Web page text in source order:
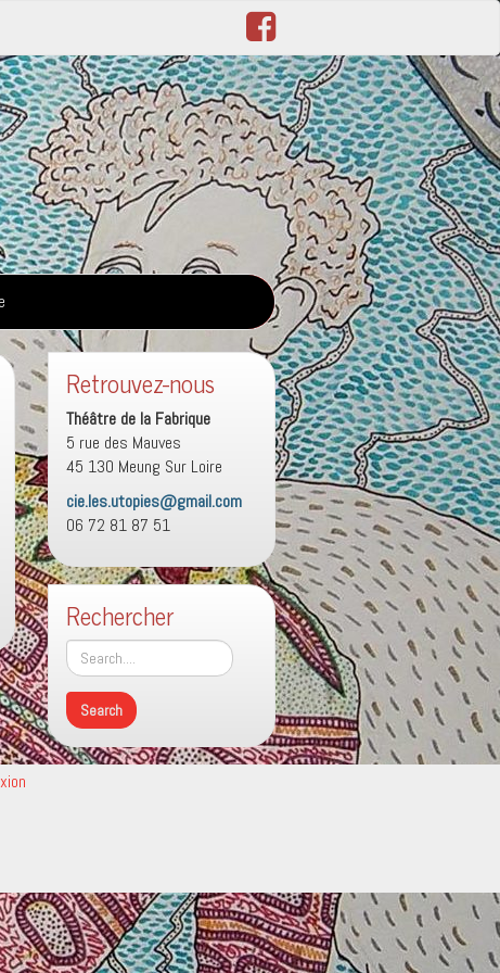
Retrouvez-nous
Théâtre de la Fabrique
5 rue des Mauves
45 130 Meung Sur Loire
cie.les.utopies@gmail.com
06 72 81 87 51
Rechercher